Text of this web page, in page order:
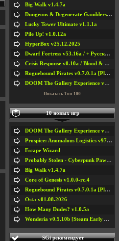
Big Walk v1.4.7a
Dungeons & Degenerate Gamblers v2.0.2a
Lucky Tower Ultimate v1.1.1a
Pile Up! v1.0.12a
HyperBox v25.12.2025
Dwarf Fortress v53.16a / + Русская Версия v50.12a
Crisis Response v0.10a / Blood & Bullet
Roguebound Pirates v0.7.0.1a [Playtest]
DOOM The Gallery Experience v1.4.2
Показать Топ-100
10 новых игр
DOOM The Gallery Experience v1.4.2
Prospice: Anomalous Logistics v97 [Playtest]
Escape Wizard
Probably Stolen - Cyberpunk Pawnshop Simulator v048c [Playtest]
Big Walk v1.4.7a
Core of Genesis v1.0.0-rc.4
Roguebound Pirates v0.7.0.1a [Playtest]
Osta v01.08.2026
How Many Dudes? v1.0.5a
Wonderia v0.5.10b [Steam Early Access]
SGi рекомендует